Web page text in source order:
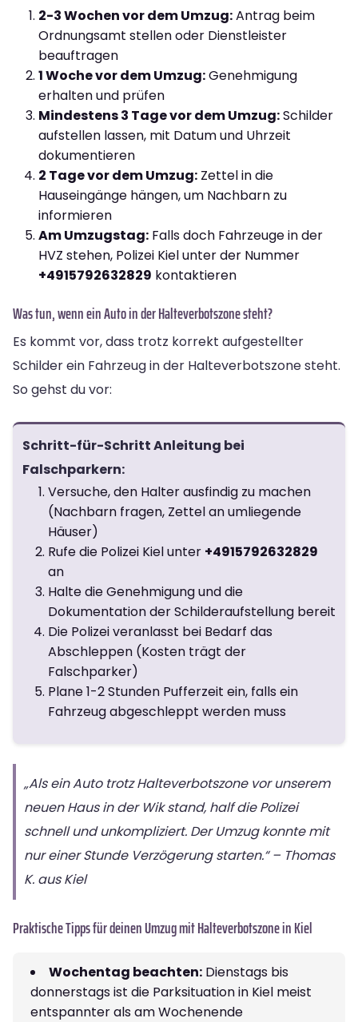
2-3 Wochen vor dem Umzug:Antrag beim
Ordnungsamt stellen oder Dienstleister
beauftragen
1 Woche vor dem Umzug:Genehmigung
erhalten und prüfen
Mindestens 3 Tage vor dem Umzug:Schilder
aufstellen lassen, mit Datum und Uhrzeit
dokumentieren
2 Tage vor dem Umzug: Zettel in die
Hauseingänge hängen, um Nachbarn zu
informieren
Am Umzugstag: Falls doch Fahrzeuge in der
HVZ stehen, Polizei Kiel unter der Nummer
+4915792632829 kontaktieren
Was tun, wenn ein Auto in der Halteverbotszone steht?
Es kommt vor, dass trotz korrekt aufgestellter
Schilder ein Fahrzeug in der Halteverbotszone steht.
So gehst du vor:
Schritt-für-Schritt Anleitung bei
Falschparkern:
Versuche, den Halter ausfindig zu machen
(Nachbarn fragen, Zettel an umliegende
Häuser)
Rufe die Polizei Kiel unter +4915792632829
an
Halte die Genehmigung und die
Dokumentation der Schilderaufstellung bereit
Die Polizei veranlasst bei Bedarf das
Abschleppen (Kosten trägt der
Falschparker)
Plane 1-2 Stunden Pufferzeit ein, falls ein
Fahrzeug abgeschleppt werden muss
„Als ein Auto trotz Halteverbotszone vor unserem
neuen Haus in der Wik stand, half die Polizei
schnell und unkompliziert. Der Umzug konnte mit
nur einer Stunde Verzögerung starten.“ – Thomas
K. aus Kiel
Praktische Tipps für deinen Umzug mit Halteverbotszone in Kiel
Wochentag beachten: Dienstags bis
donnerstags ist die Parksituation in Kiel meist
entspannter als am Wochenende